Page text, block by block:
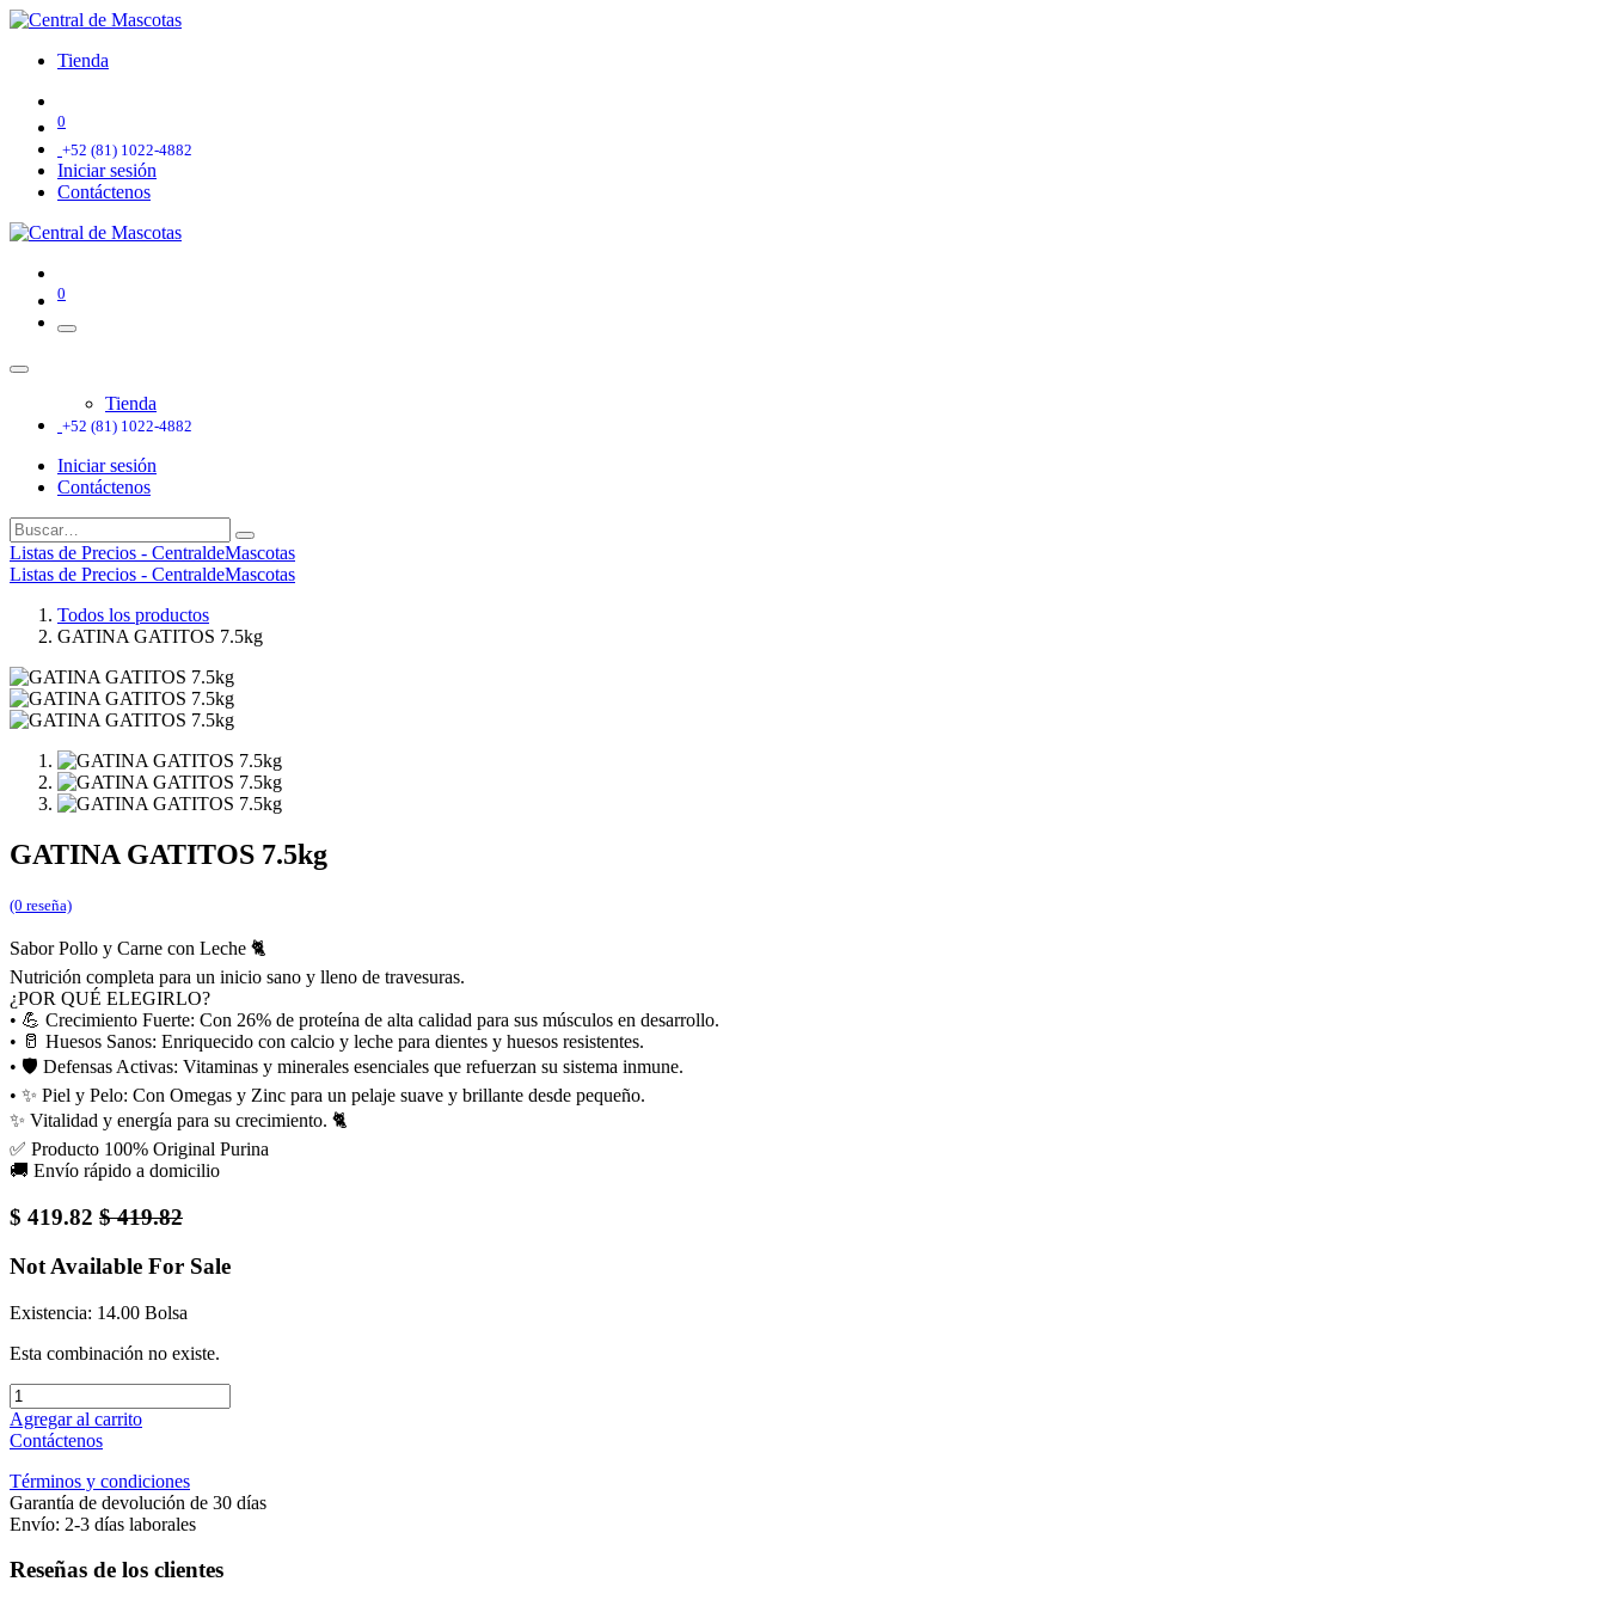
Tienda
0
+52 (81) 1022-4882
Iniciar sesión
Contáctenos
0
Tienda
+52 (81) 1022-4882
Iniciar sesión
Contáctenos
Listas de Precios - CentraldeMascotas
Listas de Precios - CentraldeMascotas
Todos los productos
GATINA GATITOS 7.5kg
GATINA GATITOS 7.5kg
(0 reseña)
Sabor Pollo y Carne con Leche 🐈
Nutrición completa para un inicio sano y lleno de travesuras.
¿POR QUÉ ELEGIRLO?
• 💪 Crecimiento Fuerte: Con 26% de proteína de alta calidad para sus músculos en desarrollo.
• 🥛 Huesos Sanos: Enriquecido con calcio y leche para dientes y huesos resistentes.
• 🛡️ Defensas Activas: Vitaminas y minerales esenciales que refuerzan su sistema inmune.
• ✨ Piel y Pelo: Con Omegas y Zinc para un pelaje suave y brillante desde pequeño.
✨ Vitalidad y energía para su crecimiento. 🐈
✅ Producto 100% Original Purina
🚚 Envío rápido a domicilio
$ 419.82 $419.82
Not Available For Sale
Existencia: 14.00 Bolsa
Esta combinación no existe.
Agregar al carrito
Contáctenos
Términos y condiciones
Garantía de devolución de 30 días
Envío: 2-3 días laborales
Reseñas de los clientes